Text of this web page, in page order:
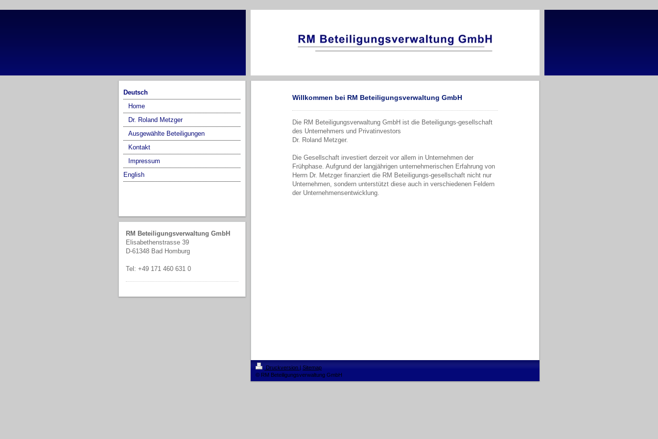
Deutsch
Home
Dr. Roland Metzger
Ausgewählte Beteiligungen
Kontakt
Impressum
English
RM Beteiligungsverwaltung GmbH
Elisabethenstrasse 39
D-61348 Bad Homburg
Tel: +49 171 460 631 0
Willkommen bei RM Beteiligungsverwaltung GmbH
Die RM Beteiligungsverwaltung GmbH ist die Beteiligungs-gesellschaft
des Unternehmers und Privatinvestors
Dr. Roland Metzger.
Die Gesellschaft investiert derzeit vor allem in Unternehmen der
Frühphase. Aufgrund der langjährigen unternehmerischen Erfahrung von
Herrn Dr. Metzger finanziert die RM Beteiligungs-gesellschaft nicht nur
Unternehmen, sondern unterstützt diese auch in verschiedenen Feldern
der Unternehmensentwicklung.
Druckversion | Sitemap
© RM Beteiligungsverwaltung GmbH